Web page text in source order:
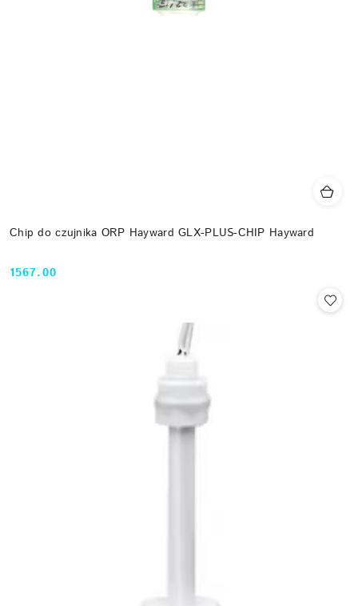
Chip do czujnika ORP Hayward GLX-PLUS-CHIP Hayward
Cena:
1567.00